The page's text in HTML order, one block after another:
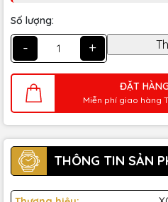
Số lượng:
- +
ĐẶT
Miễn phí giao hàng
THÔNG TIN SẢN